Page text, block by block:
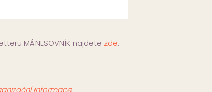
MÁNESOVNÍK najdete zde.
informace